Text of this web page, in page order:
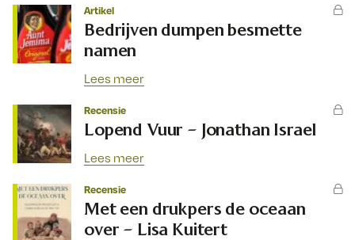
Artikel
Bedrijven dumpen besmette
namen
Lees meer
Recensie
Lopend Vuur – Jonathan Israel
Lees meer
Recensie
Met een drukpers de oceaan
over – Lisa Kuitert